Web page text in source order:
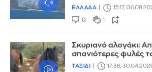
ΕΛΛΑΔΑ 15:17,
0 1
Σκυριανό αλογάκι:
σπανιότερες φυλές
ΤΑΞΙΔΙ 17:36,